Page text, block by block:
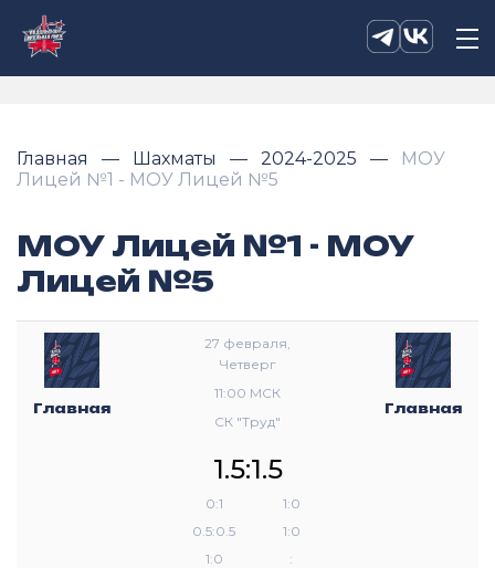
Главная Шахматы 2024-2025
МОУ
Лицей №1 - МОУ Лицей №5
МОУ Лицей №1 - МОУ
Лицей №5
Главная
27 февраля,
Четверг
11:00 МСК
СК "Труд"
1.5:1.5
0:1
1:0
0.5:0.5
1:0
1:0
:
Главная